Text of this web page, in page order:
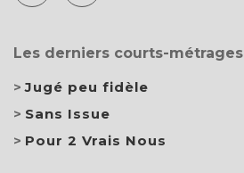
Les derniers courts-métrages
Jugé peu fidèle
Sans Issue
Pour 2 Vrais Nous